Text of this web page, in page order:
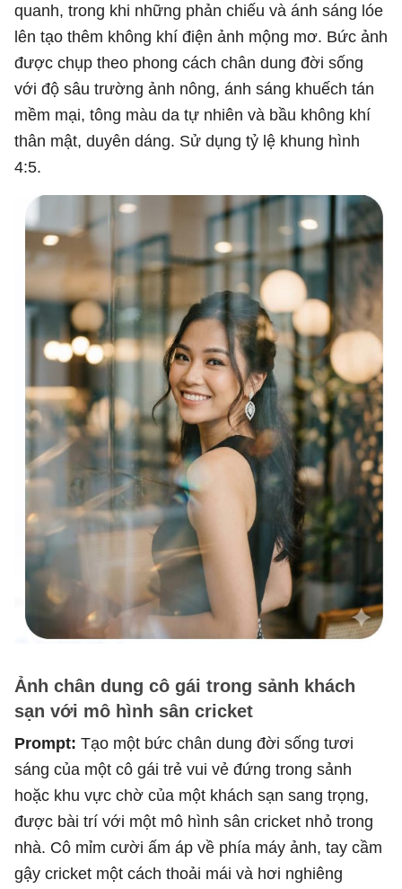
quanh, trong khi những phản chiếu và ánh sáng lóe
lên tạo thêm không khí điện ảnh mộng mơ. Bức ảnh
được chụp theo phong cách chân dung đời sống
với độ sâu trường ảnh nông, ánh sáng khuếch tán
mềm mại, tông màu da tự nhiên và bầu không khí
thân mật, duyên dáng. Sử dụng tỷ lệ khung hình
4:5.
Ảnh chân dung cô gái trong sảnh khách
sạn với mô hình sân cricket
Prompt: Tạo một bức chân dung đời sống tươi
sáng của một cô gái trẻ vui vẻ đứng trong sảnh
hoặc khu vực chờ của một khách sạn sang trọng,
được bài trí với một mô hình sân cricket nhỏ trong
nhà. Cô mỉm cười ấm áp về phía máy ảnh, tay cầm
gậy cricket một cách thoải mái và hơi nghiêng